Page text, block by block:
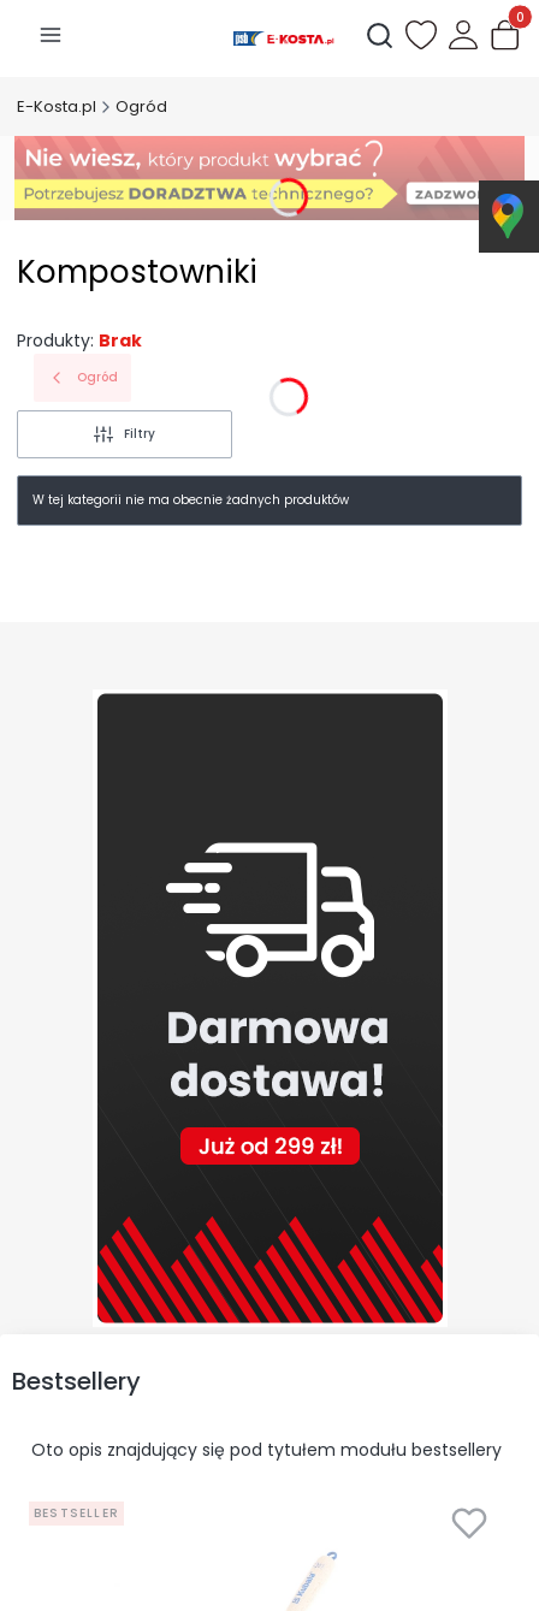
Otwórz wyszukiwarkę
E-Kosta.pl Ogród
Kompostowniki
Produkty: Brak
Ogród
Filtry
W tej kategorii nie ma obecnie żadnych produktów
Bestsellery
Oto opis znajdujący się pod tytułem modułu bestsellery
BESTSELLER